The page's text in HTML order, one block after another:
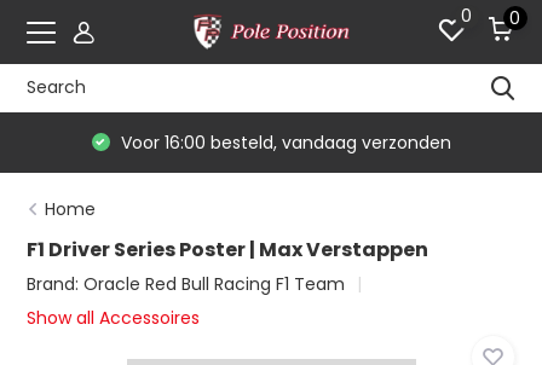
0 0
Voor 16:00 besteld, vandaag verzonden
Home
F1 Driver Series Poster | Max Verstappen
Brand:Oracle Red Bull Racing F1 Team
Show all Accessoires